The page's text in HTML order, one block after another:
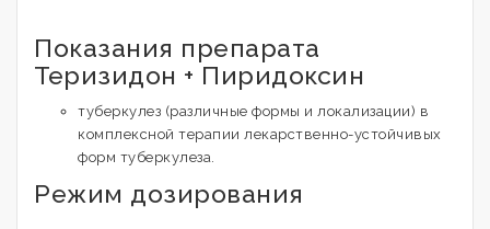
Показания препарата
Теризидон + Пиридоксин
туберкулез (различные формы и локализации) в
комплексной терапии лекарственно-устойчивых
форм туберкулеза.
Режим дозирования